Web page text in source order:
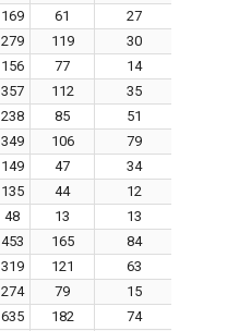
169 61 27
279 119 30
156 77 14
357 112 35
238 85 51
349 106 79
149 47 34
135 44 12
48 13 13
453 165 84
319 121 63
274 79 15
635 182 74